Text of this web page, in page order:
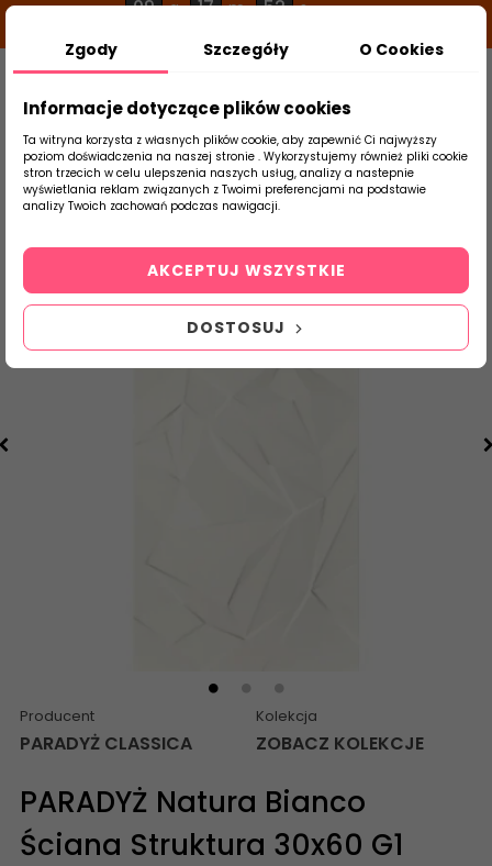
09 g 17 m 52 s
Szukaj
produktu
Strona Główna Płytki Łazienkowe
Producent
PARADYŻ CLASSICA
Kolekcja
ZOBACZ KOLEKCJE
PARADYŻ Natura Bianco
Ściana Struktura 30x60 G1
Zgody Szczegóły O Cookies
Informacje dotyczące plików cookies
Ta witryna korzysta z własnych plików cookie, aby zapewnić Ci najwyższy
poziom doświadczenia na naszej stronie . Wykorzystujemy również pliki cookie
stron trzecich w celu ulepszenia naszych usług, analizy a nastepnie
wyświetlania reklam związanych z Twoimi preferencjami na podstawie
analizy Twoich zachowań podczas nawigacji.
DOSTOSUJ
AKCEPTUJ WSZYSTKIE